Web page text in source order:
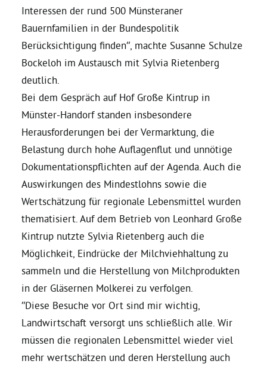
Ratsmitglieder 2025 – 2030
Ratsanträge
Bezirksvertretungen
Aktiv werden
Termine
Arbeitsgruppen
Kommunalpolitik
Engagement-Sprechstunde
Interessen der rund 500 Münsteraner
Bauernfamilien in der Bundespolitik
Berücksichtigung finden“, machte Susanne Schulze
Bockeloh im Austausch mit Sylvia Rietenberg
deutlich.
Bei dem Gespräch auf Hof Große Kintrup in
Münster-Handorf standen insbesondere
Herausforderungen bei der Vermarktung, die
Belastung durch hohe Auflagenflut und unnötige
Dokumentationspflichten auf der Agenda. Auch die
Auswirkungen des Mindestlohns sowie die
Wertschätzung für regionale Lebensmittel wurden
thematisiert. Auf dem Betrieb von Leonhard Große
Kintrup nutzte Sylvia Rietenberg auch die
Möglichkeit, Eindrücke der Milchviehhaltung zu
sammeln und die Herstellung von Milchprodukten
in der Gläsernen Molkerei zu verfolgen.
“Diese Besuche vor Ort sind mir wichtig,
Landwirtschaft versorgt uns schließlich alle. Wir
müssen die regionalen Lebensmittel wieder viel
mehr wertschätzen und deren Herstellung auch